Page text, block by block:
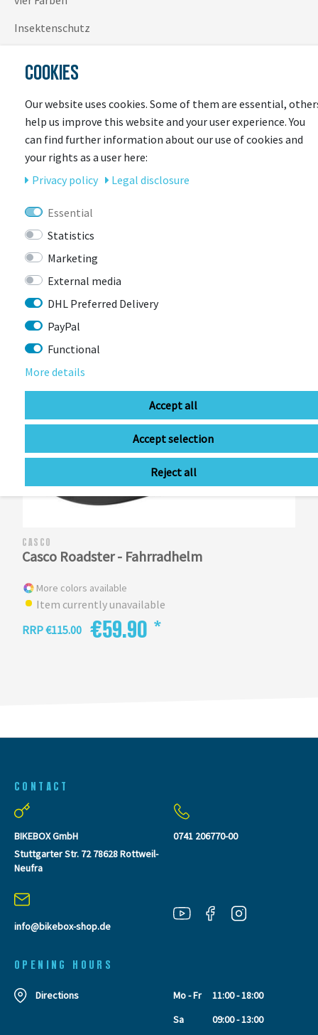
Insektenschutz
LAST
SEEN
CASCO
Casco Roadster - Fahrradhelm
More colors available
Item currently unavailable
RRP €115.00
€59.90 *
CONTACT
BIKEBOX GmbH
Stuttgarter Str. 72 78628 Rottweil-
Neufra
info@bikebox-shop.de
0741 206770-00
OPENING HOURS
Directions Mo - Fr
11:00 - 18:00
Sa
09:00 - 13:00
COOKIES
Our website uses cookies. Some of them are essential,
help us improve this website and your user experience. You
can find further information about our use of cookies and
your rights as a user here:
Privacy policy
Legal disclosure
Essential
Statistics
Marketing
External media
DHL Preferred Delivery
PayPal
Functional
More details
Accept all
Accept selection
Reject all